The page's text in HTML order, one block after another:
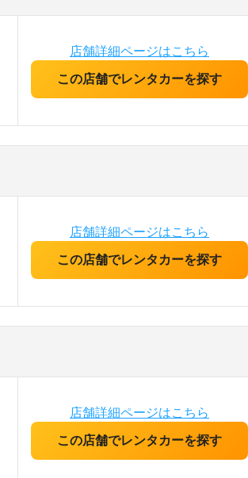
店舗詳細ページはこちら
この店舗でレンタカーを探す
店舗詳細ページはこちら
この店舗でレンタカーを探す
店舗詳細ページはこちら
この店舗でレンタカーを探す